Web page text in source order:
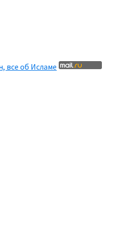
все об Исламе